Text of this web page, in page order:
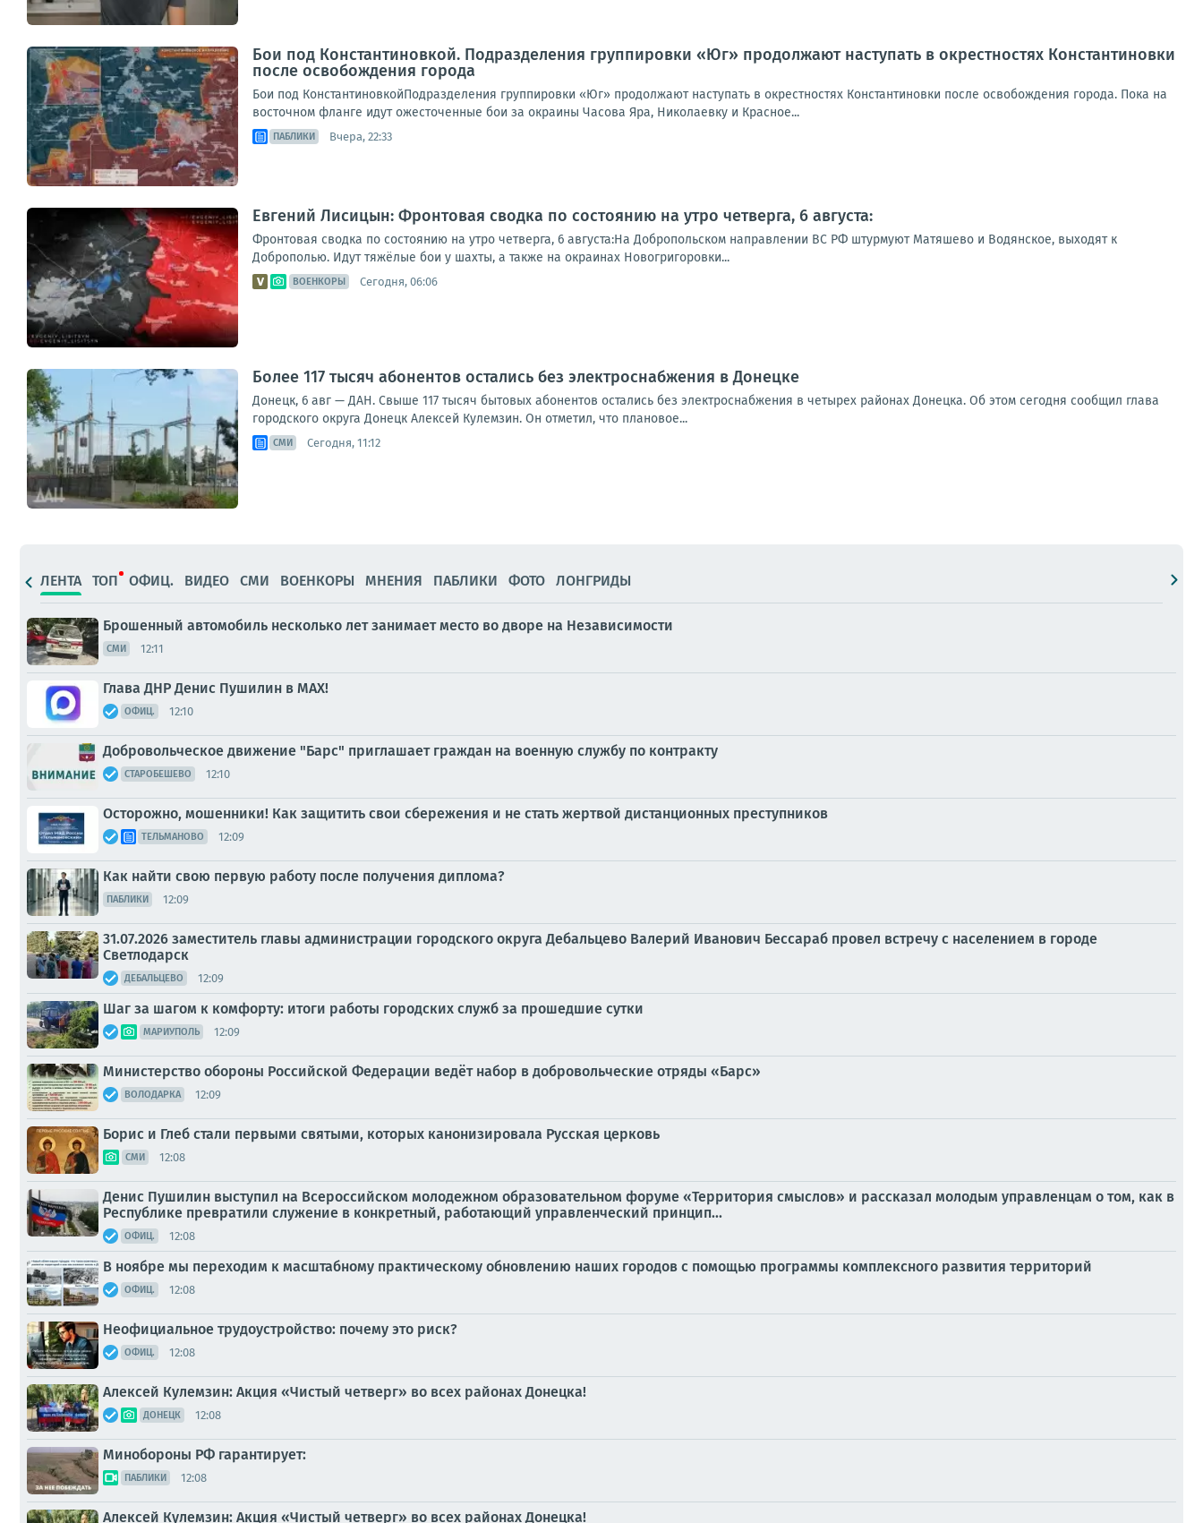
Бои под Константиновкой. Подразделения группировки «Юг» продолжают наступать в окрестностях Константиновки
после освобождения города
Бои под КонстантиновкойПодразделения группировки «Юг» продолжают наступать в окрестностях Константиновки после освобождения города. Пока на
восточном фланге идут ожесточенные бои за окраины Часова Яра, Николаевку и Красное...
ПАБЛИКИ Вчера, 22:33
Евгений Лисицын: Фронтовая сводка по состоянию на утро четверга, 6 августа:
Фронтовая сводка по состоянию на утро четверга, 6 августа:На Добропольском направлении ВС РФ штурмуют Матяшево и Водянское, выходят к
Доброполью. Идут тяжёлые бои у шахты, а также на окраинах Новогригоровки...
ВОЕНКОРЫ Сегодня, 06:06
Более 117 тысяч абонентов остались без электроснабжения в Донецке
Донецк, 6 авг — ДАН. Свыше 117 тысяч бытовых абонентов остались без электроснабжения в четырех районах Донецка. Об этом сегодня сообщил глава
городского округа Донецк Алексей Кулемзин. Он отметил, что плановое...
СМИ Сегодня, 11:12
ЛЕНТА ТОП ОФИЦ. ВИДЕО СМИ ВОЕНКОРЫ МНЕНИЯ ПАБЛИКИ ФОТО ЛОНГРИДЫ
Брошенный автомобиль несколько лет занимает место во дворе на Независимости
СМИ 12:11
Глава ДНР Денис Пушилин в МАХ!
ОФИЦ. 12:10
Добровольческое движение "Барс" приглашает граждан на военную службу по контракту
СТАРОБЕШЕВО 12:10
Осторожно, мошенники! Как защитить свои сбережения и не стать жертвой дистанционных преступников
ТЕЛЬМАНОВО 12:09
Как найти свою первую работу после получения диплома?
ПАБЛИКИ 12:09
31.07.2026 заместитель главы администрации городского округа Дебальцево Валерий Иванович Бессараб провел встречу с населением в городе
Светлодарск
ДЕБАЛЬЦЕВО 12:09
Шаг за шагом к комфорту: итоги работы городских служб за прошедшие сутки
МАРИУПОЛЬ 12:09
Министерство обороны Российской Федерации ведёт набор в добровольческие отряды «Барс»
ВОЛОДАРКА 12:09
Борис и Глеб стали первыми святыми, которых канонизировала Русская церковь
СМИ 12:08
Денис Пушилин выступил на Всероссийском молодежном образовательном форуме «Территория смыслов» и рассказал молодым управленцам о том, как в
Республике превратили служение в конкретный, работающий управленческий принцип...
ОФИЦ. 12:08
В ноябре мы переходим к масштабному практическому обновлению наших городов с помощью программы комплексного развития территорий
ОФИЦ. 12:08
Неофициальное трудоустройство: почему это риск?
ОФИЦ. 12:08
Алексей Кулемзин: Акция «Чистый четверг» во всех районах Донецка!
ДОНЕЦК 12:08
Минобороны РФ гарантирует:
ПАБЛИКИ 12:08
Алексей Кулемзин: Акция «Чистый четверг» во всех районах Донецка!